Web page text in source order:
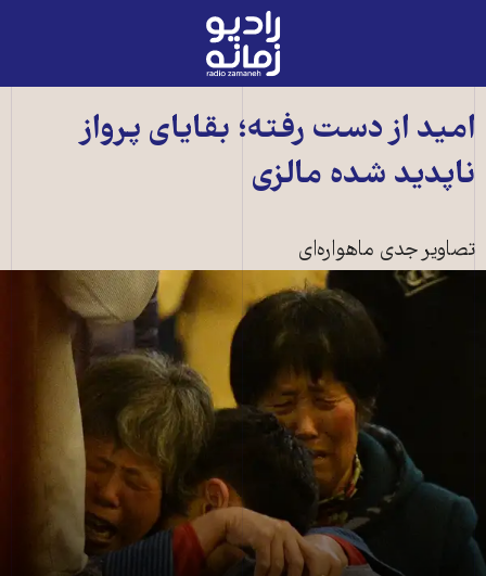
رادیو
زمانه
به
صفحه
اصلی
امید از دست رفته؛ بقایای پرواز
ناپدید شده مالزی
تصاویر جدی ماهواره‌ای